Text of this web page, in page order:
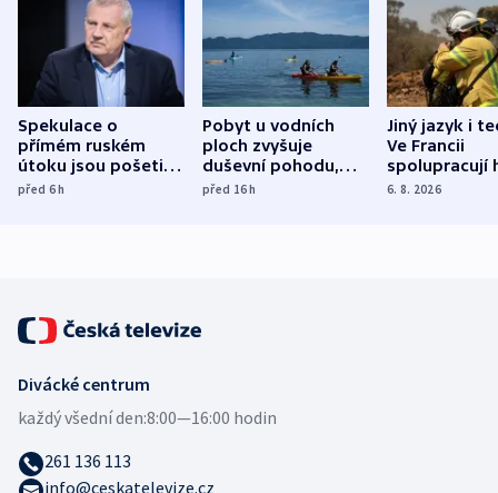
Spekulace o
přímém ruském
útoku jsou pošetilé,
míní estonský
před 6h
Pobyt u vodních
ploch zvyšuje
duševní pohodu,
ukázala
před 16h
Jiný jazyk i
Ve Francii
spolupracují
různých zemí
6. 8. 2026
Divácké centrum
každý všední den:8:00—16:00 hodin
261 136 113
info@ceskatelevize.cz